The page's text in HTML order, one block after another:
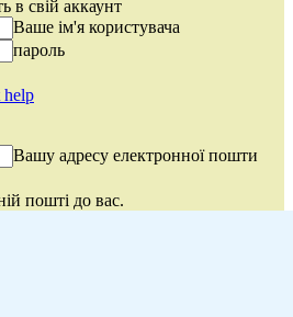
в свій аккаунт
Ваше ім'я користувача
пароль
help
Вашу адресу електронної пошти
пошті до вас.